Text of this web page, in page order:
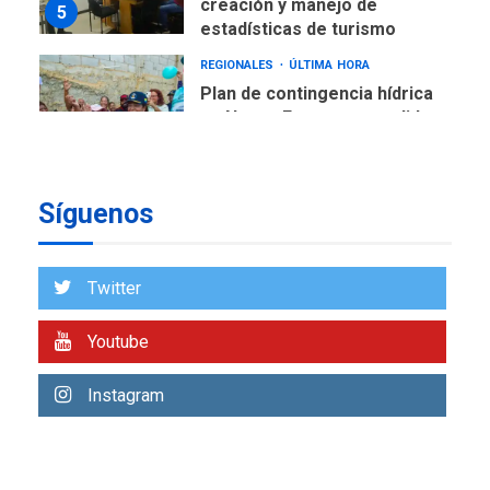
5
estadísticas de turismo
REGIONALES ÚLTIMA HORA
Plan de contingencia hídrica
en Nueva Esparta consolida
7
Libro de Guadalupe Burelli
Síguenos
Twitter
Youtube
Instagram